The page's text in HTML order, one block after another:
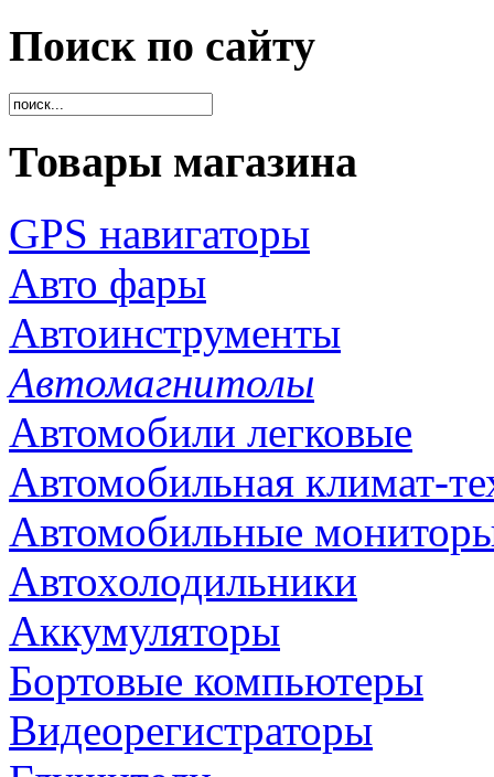
Поиск по сайту
Товары магазина
GPS навигаторы
Авто фары
Автоинструменты
Автомагнитолы
Автомобили легковые
Автомобильная климат-
Автомобильные
Автохолодильники
Аккумуляторы
Бортовые компьютеры
Видеорегистраторы